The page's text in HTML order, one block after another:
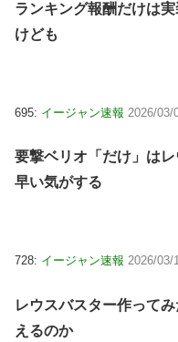
ランキング報酬だけは
けども
695: イージャン速報 2026/03/
要撃ベリオ「だけ」は
早い気がする
728: イージャン速報 2026/03/
レウスバスター作って
えるのか